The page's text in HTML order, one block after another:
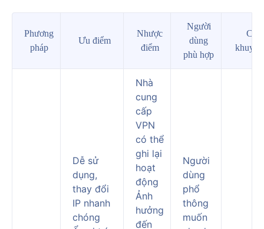
Phương
pháp
Ưu điểm
Nhược
điểm
Người
dùng
phù hợp
Chỉ
Dễ sử
dụng,
thay đổi
IP nhanh
chóng
Nhà
cung
cấp
VPN
có thể
ghi lại
hoạt
động
Ảnh
hưởng
đến
Người
dùng
phổ
thông
muốn